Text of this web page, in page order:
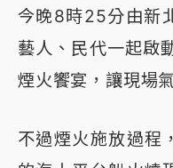
今晚8時25分由新
藝人、民代一起啟
煙火饗宴，讓現場
不過煙火施放過程